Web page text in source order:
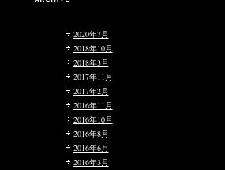
2020年7月
2018年10月
2018年3月
2017年11月
2017年2月
2016年11月
2016年10月
2016年8月
2016年6月
2016年3月
のローンチを記念した
ショートムービーを公